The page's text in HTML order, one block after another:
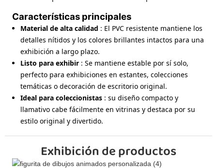
Características principales
Material de alta calidad : El PVC resistente mantiene los
detalles nítidos y los colores brillantes intactos para una
exhibición a largo plazo.
Listo para exhibir: Se mantiene estable por sí solo,
perfecto para exhibiciones en estantes, colecciones
temáticas o decoración de escritorio original.
Ideal para coleccionistas: su diseño compacto y
llamativo cabe fácilmente en vitrinas y destaca por su
estilo original y divertido.
Exhibición de productos